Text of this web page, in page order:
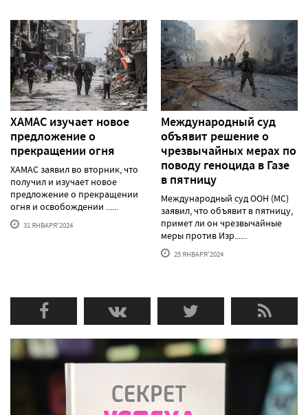
ХАМАС изучает новое
предложение о
прекращении огня
ХАМАС заявил во вторник, что
получил и изучает новое
предложение о прекращении
огня и освобождении ......
31 ЯНВАРЯ'2024
Международный суд
объявит решение о
чрезвычайных мерах по
поводу геноцида в Газе
в пятницу
Международный суд ООН (МС)
заявил, что объявит в пятницу,
примет ли он чрезвычайные
меры против Изр......
25 ЯНВАРЯ'2024